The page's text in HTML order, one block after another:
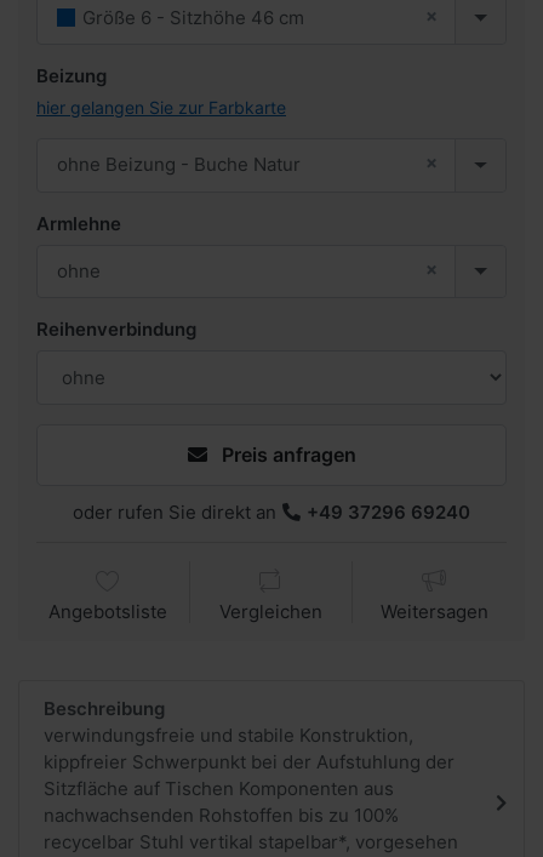
×
Größe 6 - Sitzhöhe 46 cm
Beizung
hier gelangen Sie zur Farbkarte
×
ohne Beizung - Buche Natur
Armlehne
×
ohne
Reihenverbindung
Preis anfragen
oder rufen Sie direkt an +49 37296 69240
Angebotsliste Vergleichen Weitersagen
Beschreibung
verwindungsfreie und stabile Konstruktion,
kippfreier Schwerpunkt bei der Aufstuhlung der
Sitzfläche auf Tischen Komponenten aus
nachwachsenden Rohstoffen bis zu 100%
recycelbar Stuhl vertikal stapelbar*, vorgesehen